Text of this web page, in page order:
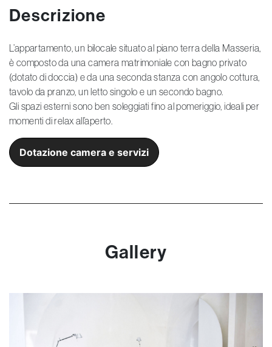
Descrizione
L’appartamento, un bilocale situato al piano terra della Masseria,
è composto da una camera matrimoniale con bagno privato
(dotato di doccia) e da una seconda stanza con angolo cottura,
tavolo da pranzo, un letto singolo e un secondo bagno.
Gli spazi esterni sono ben soleggiati fino al pomeriggio, ideali per
momenti di relax all’aperto.
Dotazione camera e servizi
Gallery